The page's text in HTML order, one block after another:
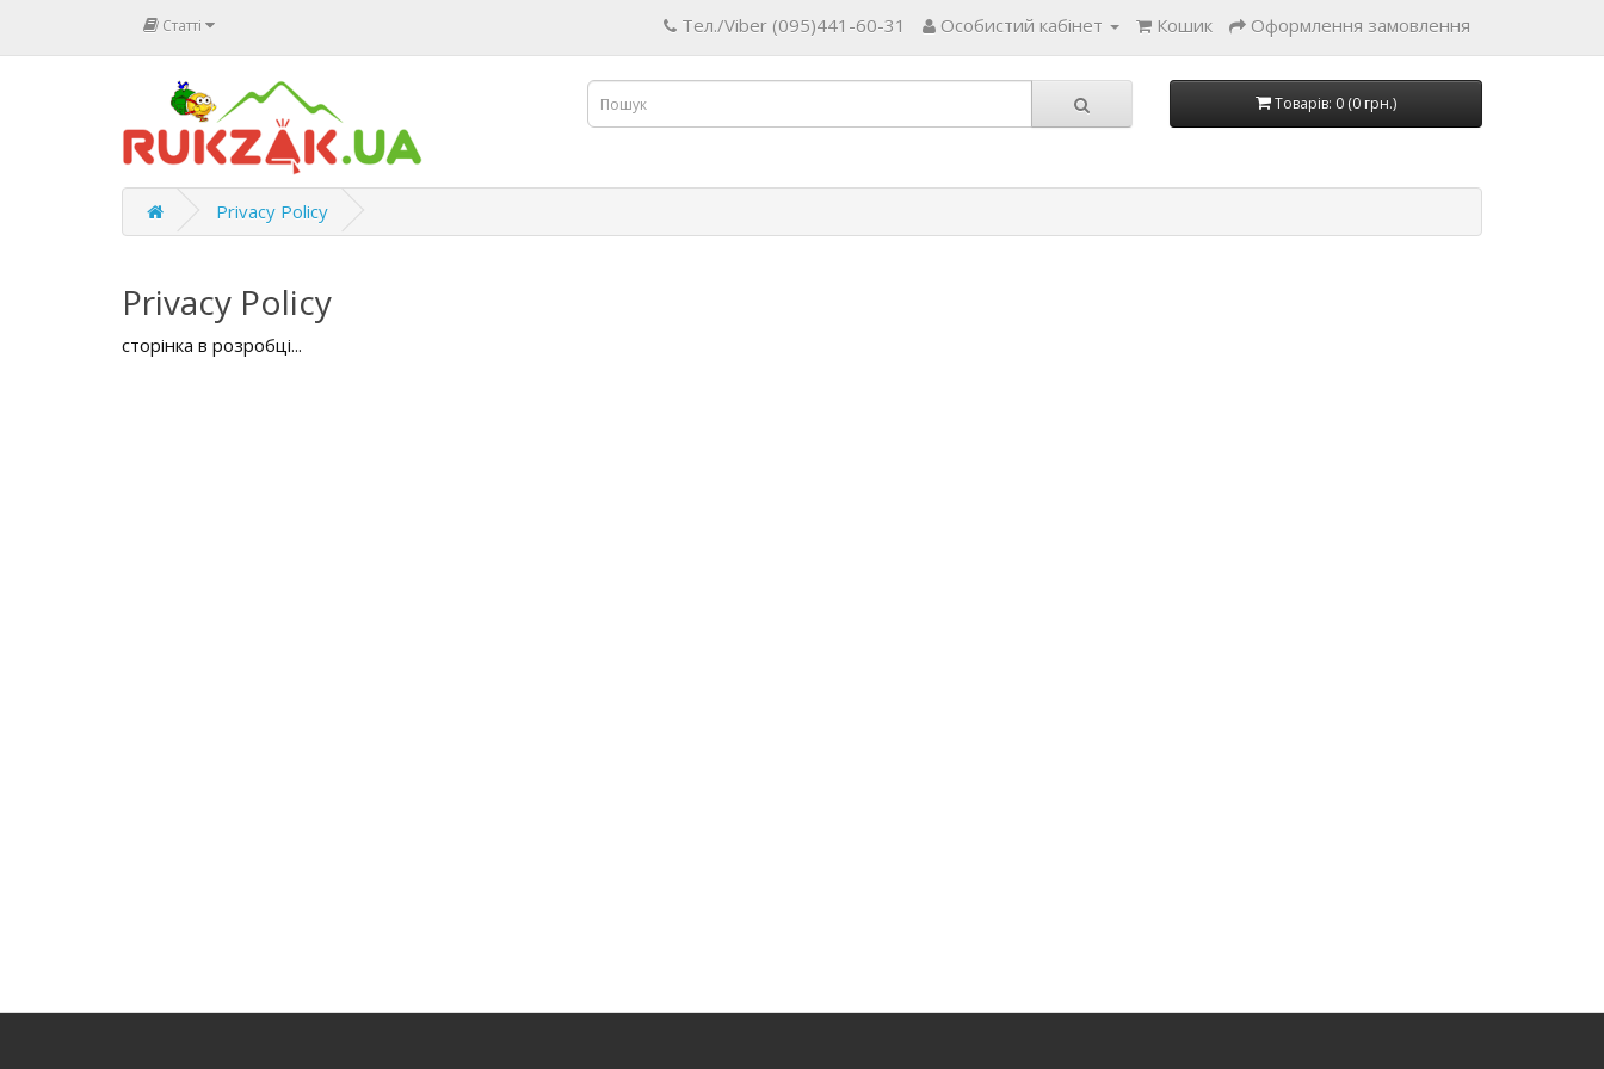
Статті Тел./Viber (095)441-60-31 Особистий кабінет Кошик Оформлення замовлення
Товарів: 0 (0 грн.)
Privacy Policy
Privacy Policy
сторінка в розробці...